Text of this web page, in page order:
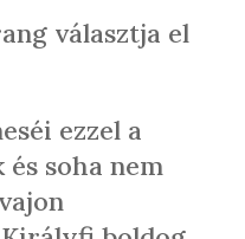
választja el
ezzel a
soha nem